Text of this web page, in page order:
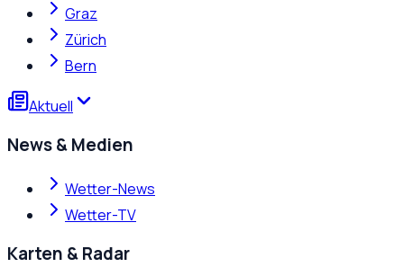
Graz
Zürich
Bern
Aktuell
News & Medien
Wetter-News
Wetter-TV
Karten & Radar